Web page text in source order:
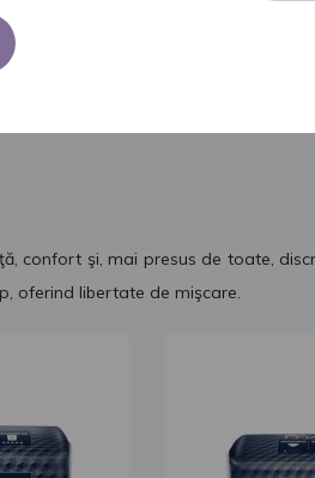
Seni Man şi chilotul elastic
confort şi, mai presus de toate,
oferind libertate de mişcare.